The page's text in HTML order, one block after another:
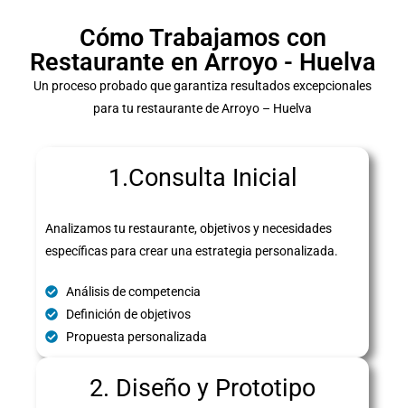
Cómo Trabajamos con
Restaurante en Arroyo - Huelva
Un proceso probado que garantiza resultados excepcionales
para tu restaurante de Arroyo – Huelva
1.Consulta Inicial
Analizamos tu restaurante, objetivos y necesidades
específicas para crear una estrategia personalizada.
Análisis de competencia
Definición de objetivos
Propuesta personalizada
2. Diseño y Prototipo